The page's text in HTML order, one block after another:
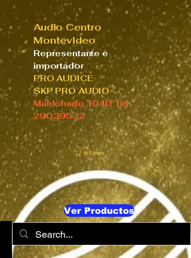
Audio Centro
Montevideo
Representante e
importador
PRO AUDICE
SKP PRO AUDIO
Maldonado 1040 Tel
29039532
Mi Carrito
Ver Productos